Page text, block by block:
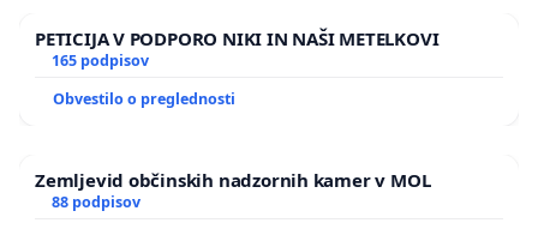
PETICIJA V PODPORO NIKI IN NAŠI METELKOVI
165 podpisov
Obvestilo o preglednosti
Zemljevid občinskih nadzornih kamer v MOL
88 podpisov